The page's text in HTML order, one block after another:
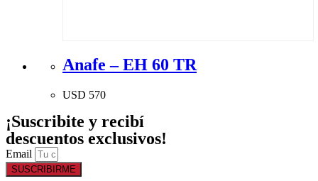
Anafe – EH 60 TR
USD 570
¡Suscribite y recibí
descuentos exclusivos!
Email
SUSCRIBIRME